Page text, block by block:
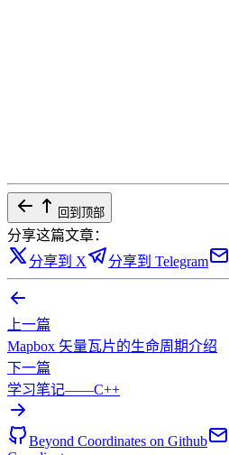
回到顶部
分享这篇文章：
分享到 X
分享到 Telegram
上一篇
Mapbox 矢量瓦片的生命周期介绍
下一篇
学习笔记——C++
Beyond Coordinates on Github